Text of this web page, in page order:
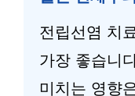
전립선염 치
가장 좋습니
미치는 영향